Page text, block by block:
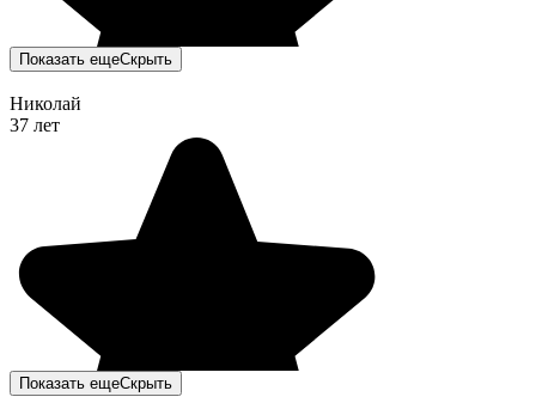
Показать ещеСкрыть
Николай
37 лет
Показать ещеСкрыть